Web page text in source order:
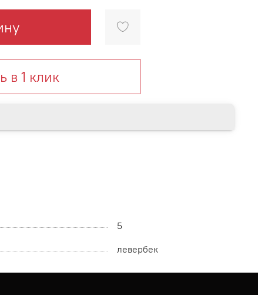
в 1 клик
5
левербек